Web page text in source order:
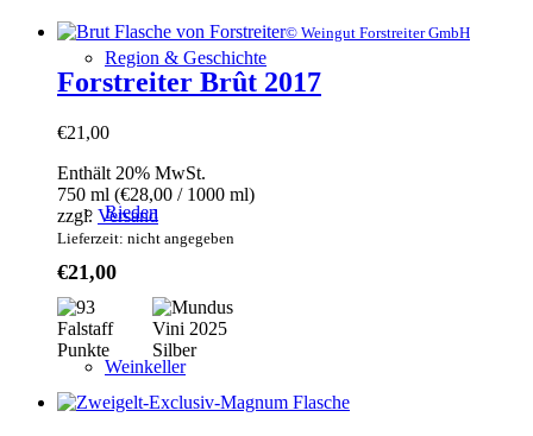
Region & Geschichte
Rieden
Weinkeller
© Weingut Forstreiter GmbH
Forstreiter Brût 2017
€21,00
Enthält 20% MwSt.
750 ml (€28,00 / 1000 ml)
zzgl. Versand
Lieferzeit: nicht angegeben
€21,00